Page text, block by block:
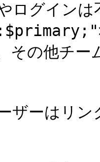
ログイン
その他チ
ーはリン